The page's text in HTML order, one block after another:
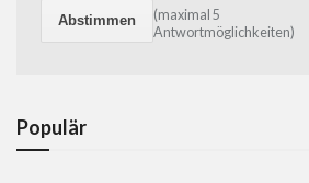
(maximal 5
Antwortmöglichkeiten)
Populär